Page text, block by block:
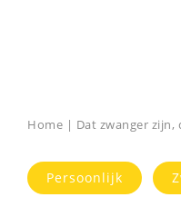
Home | Dat zwanger
Persoonlijk